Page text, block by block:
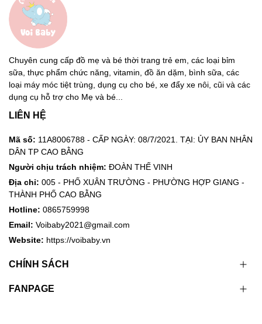
Chuyên cung cấp đồ mẹ và bé thời trang trẻ em, các loại bỉm
sữa, thực phẩm chức năng, vitamin, đồ ăn dặm, bình sữa, các
loại máy móc tiệt trùng, dụng cụ cho bé, xe đẩy xe nôi, cũi và các
dụng cụ hỗ trợ cho Mẹ và bé...
LIÊN HỆ
Mã số: 11A8006788 - CẤP NGÀY: 08/7/2021. TẠI: ỦY BAN NHÂN
DÂN TP CAO BẰNG
Người chịu trách nhiệm: ĐOÀN THẾ VINH
Địa chỉ: 005 - PHỐ XUÂN TRƯỜNG - PHƯỜNG HỢP GIANG -
THÀNH PHỐ CAO BẰNG
Hotline: 0865759998
Email: Voibaby2021@gmail.com
Website: https://voibaby.vn
CHÍNH SÁCH
FANPAGE